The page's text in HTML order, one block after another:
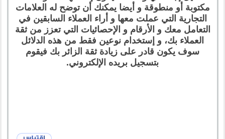
مكتوبة أو منطوقة و أيضا يمكنك أن توضح له العلامات
التجارية التي عملت معها و أراء العملاء السابقين في
التعامل معك و الأرقام و الإحصائيات التي تعزز من ثقة
العملاء بك، و إستخدام نوعين فقط من هذه الدلائل
سوف يكون قادر على زيادة ثقة الزائر بك فيقوم
بتسجيل بريده الإلكتروني.